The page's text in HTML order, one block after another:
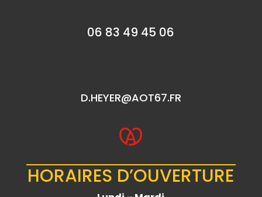
06 83 49 45 06
D.HEYER@AOT67.FR
HORAIRES D’OUVERTURE